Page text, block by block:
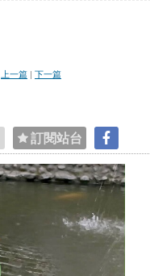
上一篇 | 下一篇
訂閱站台